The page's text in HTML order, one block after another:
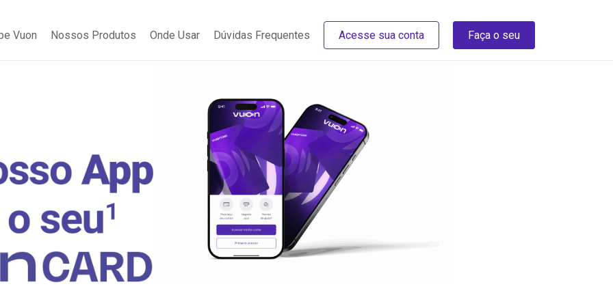
Vuon Nossos Produtos Onde Usar Dúvidas Frequentes Acesse sua conta Faça o seu